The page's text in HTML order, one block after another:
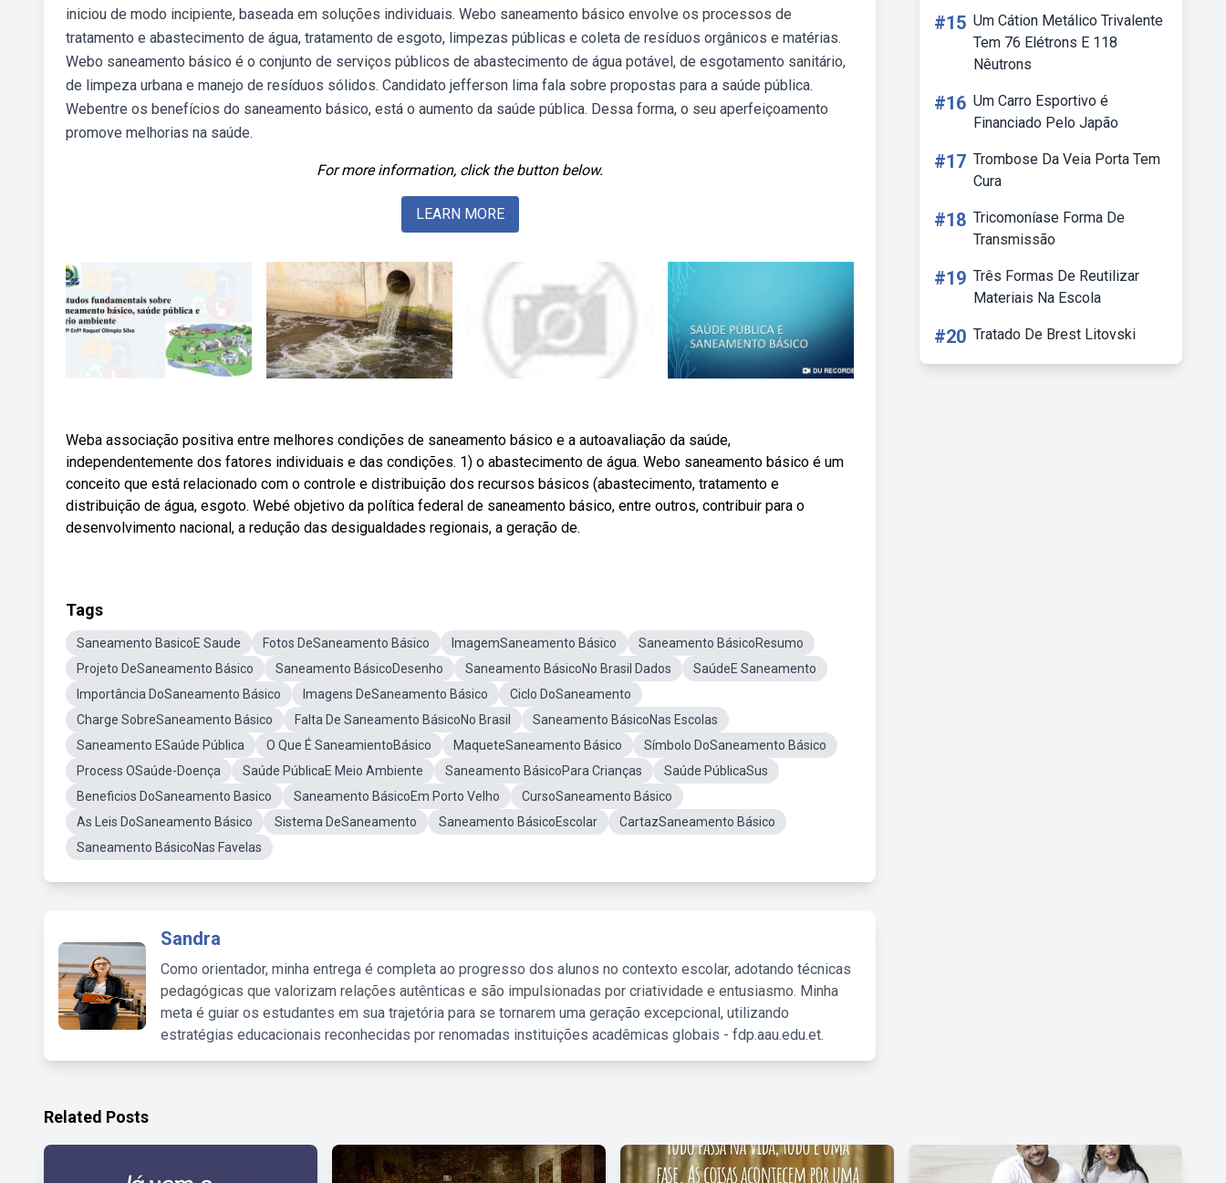
iniciou de modo incipiente, baseada em soluções individuais. Webo saneamento básico envolve os processos de
tratamento e abastecimento de água, tratamento de esgoto, limpezas públicas e coleta de resíduos orgânicos e matérias.
Webo saneamento básico é o conjunto de serviços públicos de abastecimento de água potável, de esgotamento sanitário,
de limpeza urbana e manejo de resíduos sólidos. Candidato jefferson lima fala sobre propostas para a saúde pública.
Webentre os benefícios do saneamento básico, está o aumento da saúde pública. Dessa forma, o seu aperfeiçoamento
promove melhorias na saúde.
For more information, click the button below.
LEARN MORE
Weba associação positiva entre melhores condições de saneamento básico e a autoavaliação da saúde,
independentemente dos fatores individuais e das condições. 1) o abastecimento de água. Webo saneamento básico é um
conceito que está relacionado com o controle e distribuição dos recursos básicos (abastecimento, tratamento e
distribuição de água, esgoto. Webé objetivo da política federal de saneamento básico, entre outros, contribuir para o
desenvolvimento nacional, a redução das desigualdades regionais, a geração de.
Tags
Saneamento BasicoE Saude Fotos DeSaneamento Básico ImagemSaneamento Básico
Saneamento BásicoResumo
Projeto DeSaneamento Básico
Saneamento BásicoDesenho Saneamento BásicoNo Brasil Dados
SaúdeE Saneamento
Importância DoSaneamento Básico
Imagens DeSaneamento Básico
Ciclo DoSaneamento
Charge SobreSaneamento Básico
Falta De Saneamento BásicoNo Brasil
Saneamento BásicoNas Escolas
Saneamento ESaúde Pública
O Que É SaneamientoBásico MaqueteSaneamento Básico
Símbolo DoSaneamento Básico
Process OSaúde-Doença
Saúde PúblicaE Meio Ambiente Saneamento BásicoPara Crianças
Saúde PúblicaSus
Beneficios DoSaneamento Basico
Saneamento BásicoEm Porto Velho
CursoSaneamento Básico
As Leis DoSaneamento Básico
Sistema DeSaneamento Saneamento BásicoEscolar
CartazSaneamento Básico
Saneamento BásicoNas Favelas
Sandra
Como orientador, minha entrega é completa ao progresso dos alunos no contexto escolar, adotando técnicas
pedagógicas que valorizam relações autênticas e são impulsionadas por criatividade e entusiasmo. Minha
meta é guiar os estudantes em sua trajetória para se tornarem uma geração excepcional, utilizando
estratégias educacionais reconhecidas por renomadas instituições acadêmicas globais - fdp.aau.edu.et.
#15 Um Cátion Metálico Trivalente
Tem 76 Elétrons E 118
Nêutrons
#16 Um Carro Esportivo é
Financiado Pelo Japão
#17 Trombose Da Veia Porta Tem
Cura
#18 Tricomoníase Forma De
Transmissão
#19 Três Formas De Reutilizar
Materiais Na Escola
#20 Tratado De Brest Litovski
Related Posts